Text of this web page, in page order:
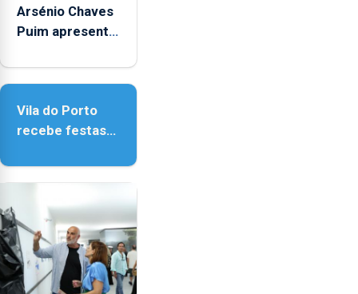
Verão"
Arsénio Chaves
Puim apresenta
Biblioteca de
Vila do Porto
recebe festas
Nossa Senhora